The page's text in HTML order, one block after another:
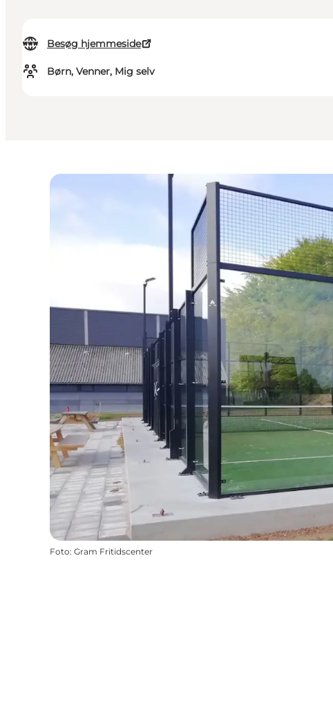
Besøg hjemmeside
Børn, Venner, Mig selv
Foto: Gram Fritidscenter